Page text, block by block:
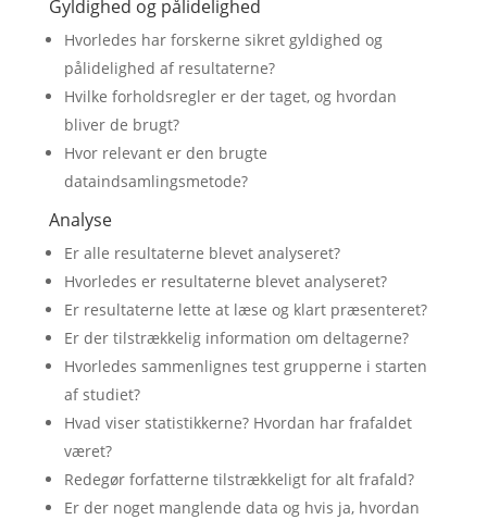
Gyldighed og pålidelighed
Hvorledes har forskerne sikret gyldighed og
pålidelighed af resultaterne?
Hvilke forholdsregler er der taget, og hvordan
bliver de brugt?
Hvor relevant er den brugte
dataindsamlingsmetode?
Analyse
Er alle resultaterne blevet analyseret?
Hvorledes er resultaterne blevet analyseret?
Er resultaterne lette at læse og klart præsenteret?
Er der tilstrækkelig information om deltagerne?
Hvorledes sammenlignes test grupperne i starten
af studiet?
Hvad viser statistikkerne? Hvordan har frafaldet
været?
Redegør forfatterne tilstrækkeligt for alt frafald?
Er der noget manglende data og hvis ja, hvordan